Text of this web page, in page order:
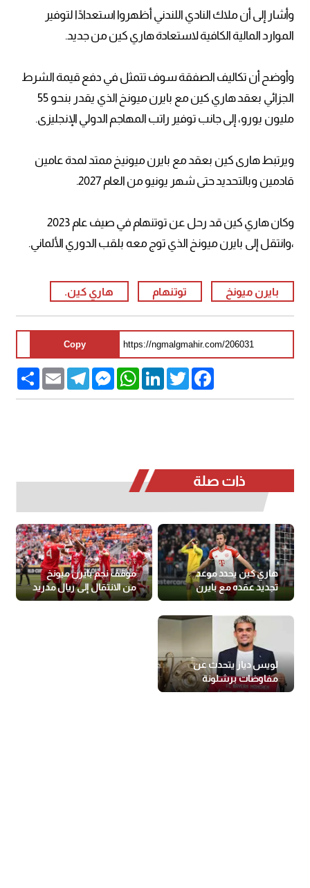
وأشار إلى أن ملاك النادي اللندني أظهروا استعدادًا لتوفير
الموارد المالية الكافية لاستعادة هاري كين من جديد.
وأوضح أن تكاليف الصفقة سوف تتمثل في دفع قيمة الشرط
الجزائي بعقد هاري كين مع بايرن ميونخ الذي يقدر بنحو 55
مليون يورو، إلى جانب توفير راتب المهاجم الدولي الإنجليزى.
ويرتبط هارى كين بعقد مع بايرن ميونيخ ممتد لمدة عامين
قادمين وبالتحديد حتى شهر يونيو من العام 2027.
وكان هاري كين قد رحل عن توتنهام في صيف عام 2023
،وانتقل إلى بايرن ميونخ الذي توج معه بلقب الدوري الألماني.
بايرن ميونخ توتنهام هاري كين.
Copy
Share Email
TelegramMessengerWhatsAppLinkedInTwitter
Facebook
ذات صلة
هاري كين يحدد موعد
تجديد عقده مع بايرن
ميونيخ
موقف نجم بايرن ميونخ
من الانتقال إلى ريال مدريد
لويس دياز يتحدث عن
مفاوضات برشلونة